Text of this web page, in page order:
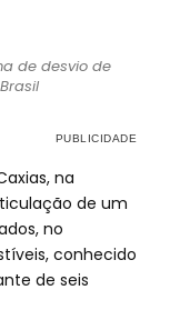
de desvio de
na
de um
no
conhecido
de seis